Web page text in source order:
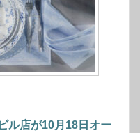
ル店が10月18日オー